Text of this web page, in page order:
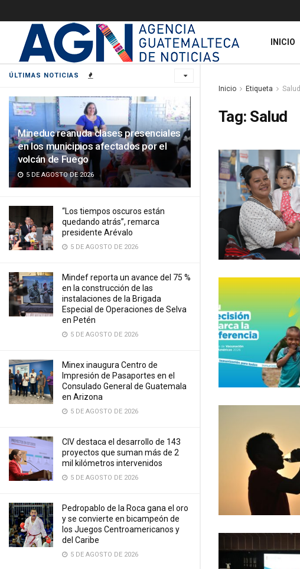
ÚLTIMAS NOTICIAS
Mineduc reanuda clases presenciales
en los municipios afectados por el
volcán de Fuego
5 DE AGOSTO DE 2026
“Los tiempos oscuros están
quedando atrás”, remarca
presidente Arévalo
5 DE AGOSTO DE 2026
Mindef reporta un avance del 75 %
en la construcción de las
instalaciones de la Brigada
Especial de Operaciones de Selva
en Petén
5 DE AGOSTO DE 2026
Minex inaugura Centro de
Impresión de Pasaportes en el
Consulado General de Guatemala
en Arizona
5 DE AGOSTO DE 2026
CIV destaca el desarrollo de 143
proyectos que suman más de 2
mil kilómetros intervenidos
5 DE AGOSTO DE 2026
Pedropablo de la Roca gana el oro
y se convierte en bicampeón de
los Juegos Centroamericanos y
del Caribe
5 DE AGOSTO DE 2026
INICIO
Inicio Etiqueta Salud
Tag: Salud